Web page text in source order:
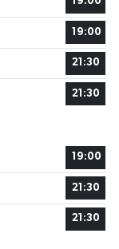
19:00
21:30
21:30
19:00
21:30
21:30